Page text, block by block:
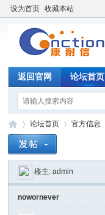
设为首页 收藏本站
返回官网 论坛首页
»
论坛首页
›
官方信息
楼主:admin
nowornever